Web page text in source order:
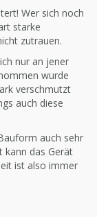
Wer sich noch
starke
zutrauen.
nur an jener
wurde
verschmutzt
auch diese
auch sehr
kann das Gerät
ist also immer